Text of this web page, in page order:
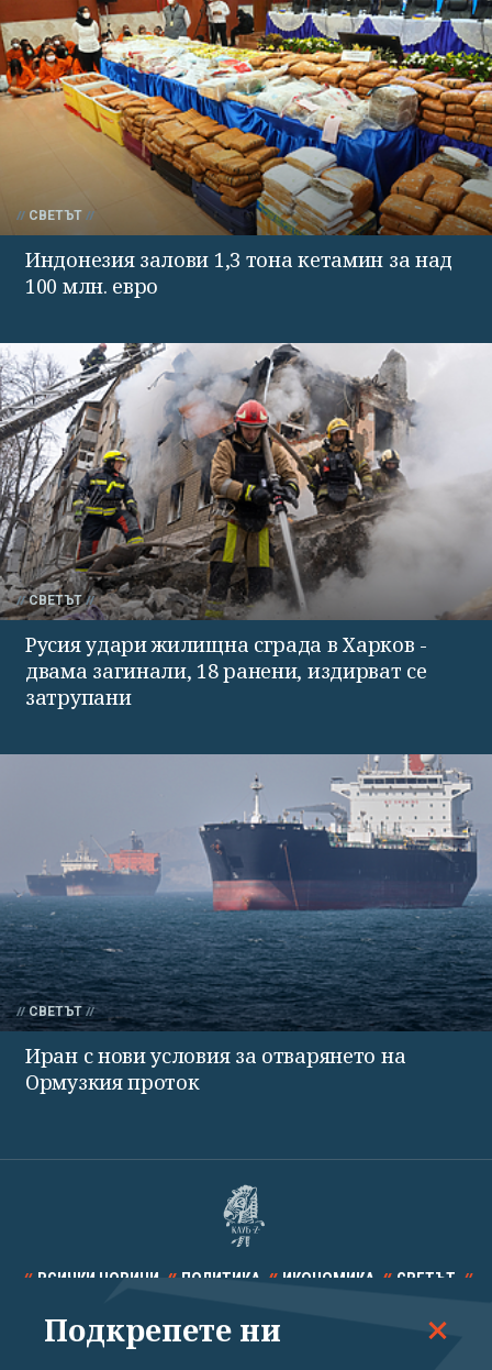
СВЕТЪТ
Индонезия залови 1,3 тона кетамин за над
100 млн. евро
СВЕТЪТ
Русия удари жилищна сграда в Харков -
двама загинали, 18 ранени, издирват се
затрупани
СВЕТЪТ
Иран с нови условия за отварянето на
Ормузкия проток
ВСИЧКИ НОВИНИ ПОЛИТИКА ИКОНОМИКА СВЕТЪТ
СПОРТ КУЛТУРА ТЕХНОЛОГИИ КАЛЕЙДОСКОП
Подкрепете ни